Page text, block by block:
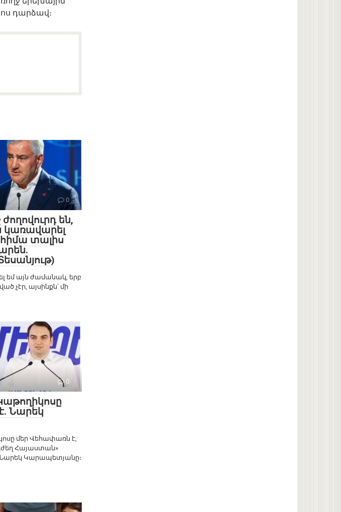
դարձավ։
0
են,
կառավարել
հիմա տալիս
եմ այն ժամանակ, երբ
չէր, այսինքն՝ մի
0
Նարեկ
մեր Վեհափառն է,
Հայաստան»
Կարապետյանը։